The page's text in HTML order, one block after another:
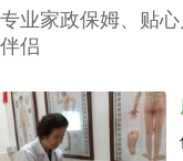
专业家政保姆、贴
伴侣